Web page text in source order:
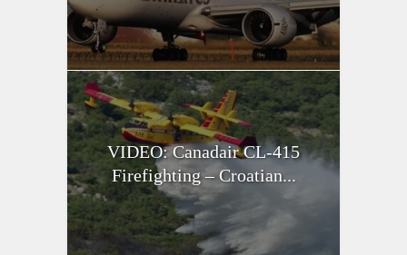
VIDEO: Canadair CL-415
Firefighting – Croatian...